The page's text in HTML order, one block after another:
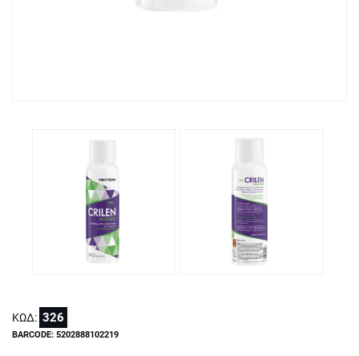
ΚΩΔ: 326
BARCODE: 5202888102219